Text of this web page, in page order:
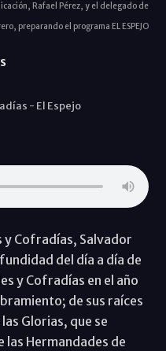
Rafael Pérez, y el delegado de
preparando el programa EL ESPEJO
- El Espejo
y Cofradías, Salvador
del día a día de
y Cofradías en el año
de sus raíces
Glorias, que se
las Hermandades de